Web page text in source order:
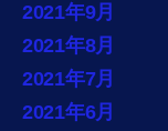
2021年9月
2021年8月
2021年7月
2021年6月